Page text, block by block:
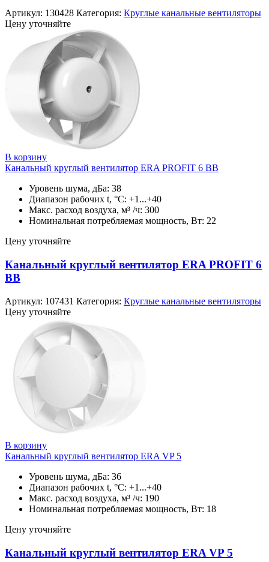
Артикул: 130428 Категория: Круглые канальные вентиляторы
Цену уточняйте
В корзину
Канальный круглый вентилятор ERA PROFIT 6 BB
Уровень шума, дБа: 38
Диапазон рабочих t, °C: +1...+40
Макс. расход воздуха, м³ /ч: 300
Номинальная потребляемая мощность, Вт: 22
Цену уточняйте
Канальный круглый вентилятор ERA PROFIT 6
BB
Артикул: 107431 Категория: Круглые канальные вентиляторы
Цену уточняйте
В корзину
Канальный круглый вентилятор ERA VP 5
Уровень шума, дБа: 36
Диапазон рабочих t, °C: +1...+40
Макс. расход воздуха, м³ /ч: 190
Номинальная потребляемая мощность, Вт: 18
Цену уточняйте
Канальный круглый вентилятор ERA VP 5